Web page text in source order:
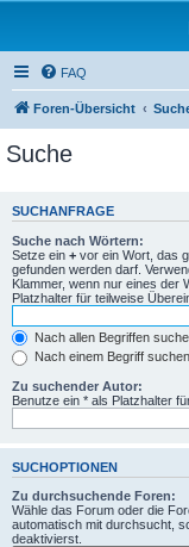
FAQ
Foren-Übersicht
Suche
SUCHANFRAGE
Suche nach Wörtern:
Setze ein + vor ein Wort, das
gefunden werden darf.
Klammer, wenn nur eines der
Platzhalter für teilweise
Nach allen Begriffen
Nach einem Begriff suchen
Zu suchender Autor:
Benutze ein * als Platzhalter
SUCHOPTIONEN
Zu durchsuchende Foren:
Wähle das Forum oder die
automatisch mit durchsucht,
deaktivierst.